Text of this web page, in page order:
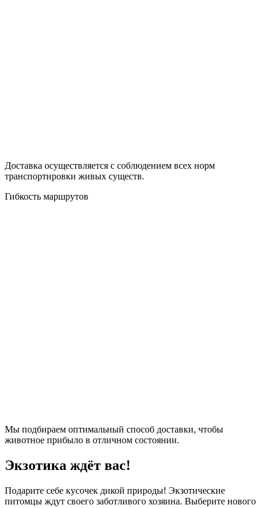
Доставка осуществляется с соблюдением всех норм
транспортировки живых существ.
Гибкость маршрутов
Мы подбираем оптимальный способ доставки, чтобы
животное прибыло в отличном состоянии.
Экзотика ждёт вас!
Подарите себе кусочек дикой природы! Экзотические
питомцы ждут своего заботливого хозяина. Выберите нового